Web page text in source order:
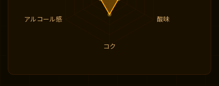
酸味
コク
アルコール感